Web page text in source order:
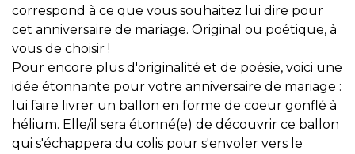
correspond à ce que vous souhaitez lui dire pour
cet anniversaire de mariage. Original ou poétique, à
vous de choisir !
Pour encore plus d'originalité et de poésie, voici une
idée étonnante pour votre anniversaire de mariage :
lui faire livrer un ballon en forme de coeur gonflé à
hélium. Elle/il sera étonné(e) de découvrir ce ballon
qui s'échappera du colis pour s'envoler vers le